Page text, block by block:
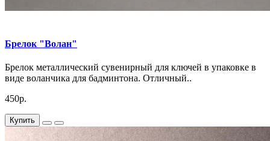
Брелок "Волан"
Брелок металлический сувенирный для ключей в упаковке в
виде воланчика для бадминтона. Отличный..
450р.
Купить